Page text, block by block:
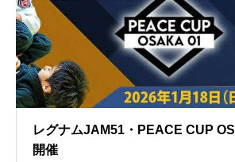
レグナムJAM51・PEACE CUP
開催